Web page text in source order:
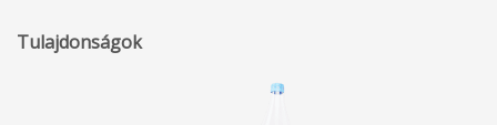
Tulajdonságok